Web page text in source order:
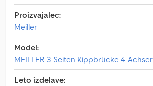
Proizvajalec:
Meiller
Model:
MEILLER 3-Seiten Kippbrücke 4-Achser
Leto izdelave: